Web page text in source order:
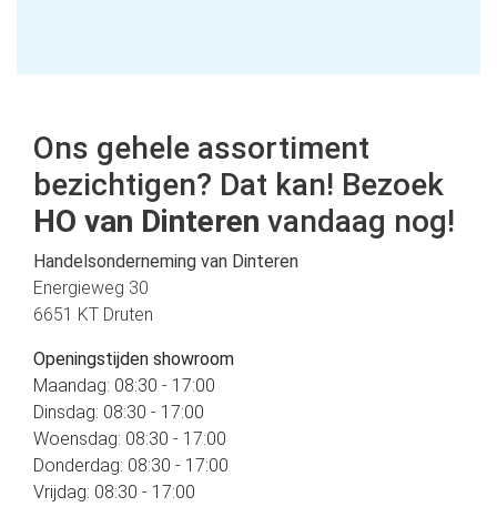
Ons gehele assortiment
bezichtigen? Dat kan! Bezoek
HO van Dinteren vandaag nog!
Handelsonderneming van Dinteren
Energieweg 30
6651 KT Druten
Openingstijden showroom
Maandag: 08:30 - 17:00
Dinsdag: 08:30 - 17:00
Woensdag: 08:30 - 17:00
Donderdag: 08:30 - 17:00
Vrijdag: 08:30 - 17:00